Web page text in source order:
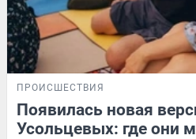
ПРОИСШЕСТВИЯ
Появилась новая
Усольцевых: где они